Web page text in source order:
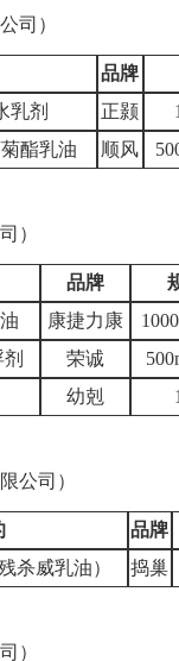
司）
品牌
乳剂 正颢
酯乳油 顺风
）
品牌
康捷力康
荣诚
幼剋
公司）
品牌
杀威乳油） 捣巢
）